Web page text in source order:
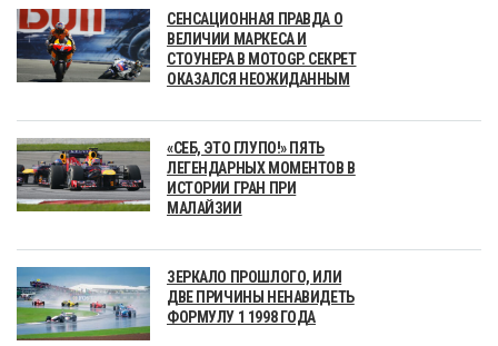
СЕНСАЦИОННАЯ ПРАВДА О
ВЕЛИЧИИ МАРКЕСА И
СТОУНЕРА В MOTOGP. СЕКРЕТ
ОКАЗАЛСЯ НЕОЖИДАННЫМ
«СЕБ, ЭТО ГЛУПО!» ПЯТЬ
ЛЕГЕНДАРНЫХ МОМЕНТОВ В
ИСТОРИИ ГРАН ПРИ
МАЛАЙЗИИ
ЗЕРКАЛО ПРОШЛОГО, ИЛИ
ДВЕ ПРИЧИНЫ НЕНАВИДЕТЬ
ФОРМУЛУ 1 1998 ГОДА